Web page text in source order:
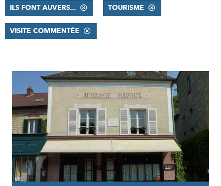
ILS FONT AUVERS... TOURISME
VISITE COMMENTÉE
RÉSULTATS